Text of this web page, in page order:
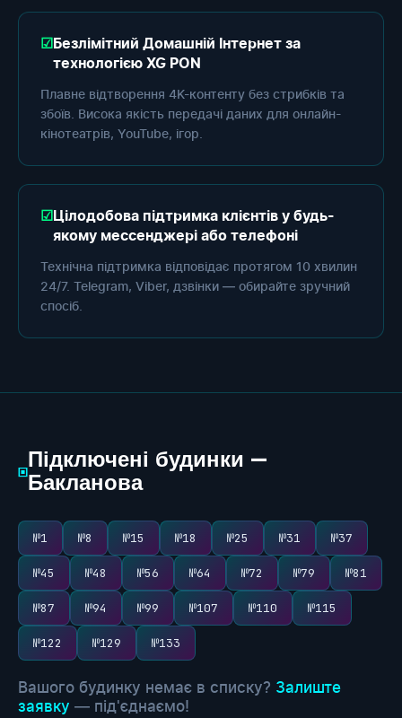
Безлімітний Домашній Інтернет за
технологією XG PON
Плавне відтворення 4K-контенту без стрибків та
збоїв. Висока якість передачі даних для онлайн-
кінотеатрів, YouTube, ігор.
Цілодобова підтримка клієнтів у будь-
якому мессенджері або телефоні
Технічна підтримка відповідає протягом 10 хвилин
24/7. Telegram, Viber, дзвінки — обирайте зручний
спосіб.
▣Підключені будинки —
Бакланова
№1 №8 №15 №18 №25 №31 №37
№45 №48 №56 №64 №72 №79 №81
№87 №94 №99 №107 №110 №115
№122 №129 №133
Вашого будинку немає в списку? Залиште
заявку — під'єднаємо!